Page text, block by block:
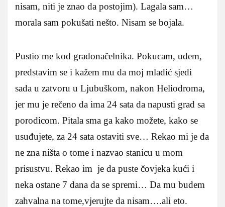
nisam, niti je znao da postojim). Lagala sam…
morala sam pokušati nešto. Nisam se bojala.
Pustio me kod gradonačelnika. Pokucam, uđem,
predstavim se i kažem mu da moj mladić sjedi
sada u zatvoru u Ljubuškom, nakon Heliodroma,
jer mu je rečeno da ima 24 sata da napusti grad sa
porodicom. Pitala sma ga kako možete, kako se
usuđujete, za 24 sata ostaviti sve… Rekao mi je da
ne zna ništa o tome i nazvao stanicu u mom
prisustvu. Rekao im je da puste čovjeka kući i
neka ostane 7 dana da se spremi… Da mu budem
zahvalna na tome,vjerujte da nisam….ali eto.